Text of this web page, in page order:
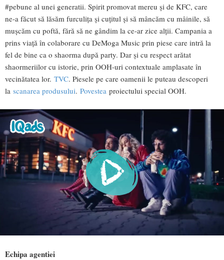
#pebune al unei generatii. Spirit promovat mereu și de KFC, care
ne-a făcut să lăsăm furculița și cuțitul și să mâncăm cu mâinile, să
mușcăm cu poftă, fără să ne gândim la ce-ar zice alții. Campania a
prins viață în colaborare cu DeMoga Music prin piese care intră la
fel de bine ca o shaorma după party. Dar și cu respect arătat
shaormeriilor cu istorie, prin OOH-uri contextuale amplasate în
vecinătatea lor. TVC. Piesele pe care oamenii le puteau descoperi
la scanarea produsului. Povestea proiectului special OOH.
Echipa agentiei